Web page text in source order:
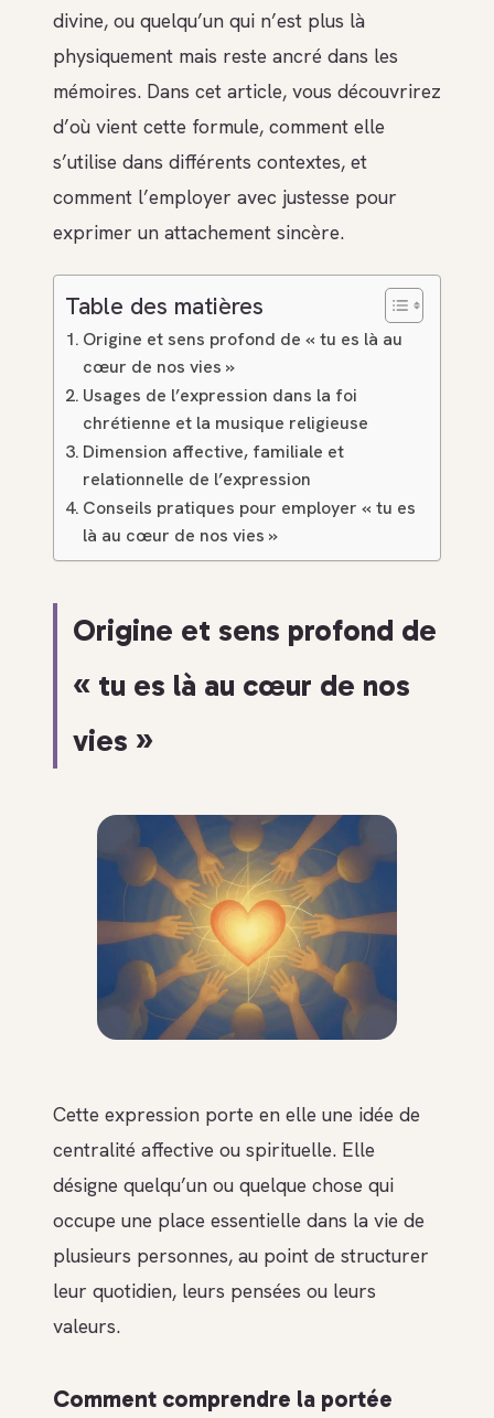
divine, ou quelqu’un qui n’est plus là
physiquement mais reste ancré dans les
mémoires. Dans cet article, vous découvrirez
d’où vient cette formule, comment elle
s’utilise dans différents contextes, et
comment l’employer avec justesse pour
exprimer un attachement sincère.
Table des matières
Origine et sens profond de « tu es là au
cœur de nos vies »
Usages de l’expression dans la foi
chrétienne et la musique religieuse
Dimension affective, familiale et
relationnelle de l’expression
Conseils pratiques pour employer « tu es
là au cœur de nos vies »
Origine et sens profond de
« tu es là au cœur de nos
vies »
Cette expression porte en elle une idée de
centralité affective ou spirituelle. Elle
désigne quelqu’un ou quelque chose qui
occupe une place essentielle dans la vie de
plusieurs personnes, au point de structurer
leur quotidien, leurs pensées ou leurs
valeurs.
Comment comprendre la portée